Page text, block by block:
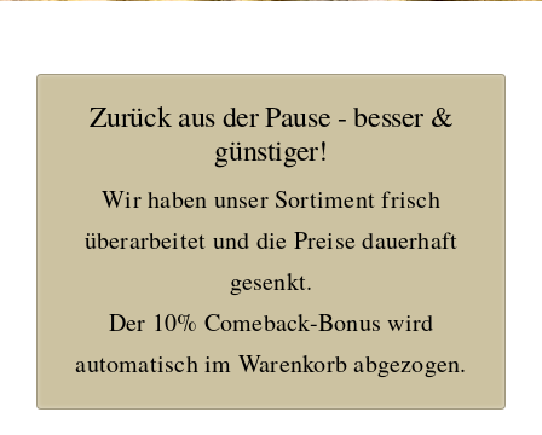
Zurück aus der Pause - besser &
günstiger!
Wir haben unser Sortiment frisch
überarbeitet und die Preise dauerhaft
gesenkt.
Der 10% Comeback-Bonus wird
automatisch im Warenkorb abgezogen.